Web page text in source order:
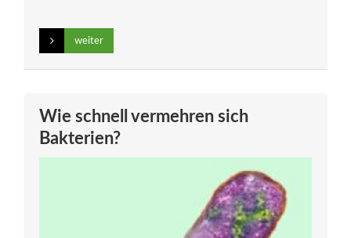
weiter
Wie schnell vermehren sich
Bakterien?